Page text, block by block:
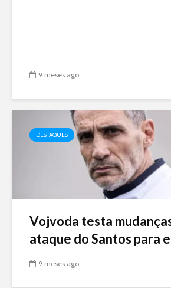
9 meses ago
DESTAQUES
Vojvoda testa
ataque do Santos para
9 meses ago